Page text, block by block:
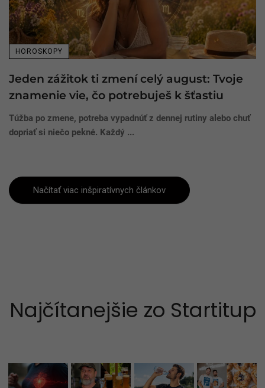
HOROSKOPY
Jeden zážitok ti zmení celý august: Tvoje
znamenie vie, čo potrebuješ k šťastiu
Túžba po zmene, potreba vypadnúť z dennej rutiny alebo chuť
dopriať si niečo pekné. Každý ...
Načítať viac inšpiratívnych článkov
Najčítanejšie zo Startitup